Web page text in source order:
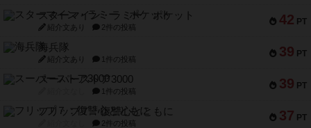
42 PT
スターマイン・ラミー ポケット
紹介文あり 2件の投稿
39 PT
海兵隊
紹介文あり 1件の投稿
39 PT
スーパーストア3000
1件の投稿
37 PT
フリップ７：復讐心とともに
2件の投稿